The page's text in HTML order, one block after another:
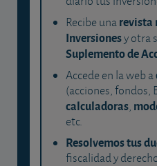
Recibe unarevista
Inversionesy otra
Suplemento de
Accede en la web a
(acciones, fondos,
calculadoras,
etc.
Resolvemos tus
fiscalidad y